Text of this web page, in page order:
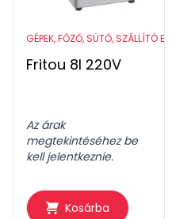
GÉPEK, FŐZŐ, SÜTŐ, SZÁLLÍTÓ
Fritou 8l 220V
Az árak
megtekintéséhez be
kell jelentkeznie.
Kosárba